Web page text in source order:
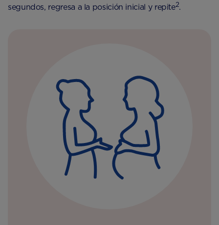
segundos, regresa a la posición inicial y repite2.